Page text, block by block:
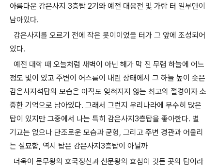
아름다운 감은사지 3층탑 2기와 예전 대웅전 및 가람 터 일부만이
남아있다.
감은사지를 오르기 전에 작은 못이이었을 터가 그 앞에 조성되어
있다.
예전 대학 때 오늘처럼 새벽이 아닌 해가 막 진 무렵 하늘에 어느
정도 빛이 있고 주변이 어스름이 내린 상태에서 그 하늘 높이 솟은
감은사지석탑의 모습은 아직도 잊혀지지 않는 최고의 절경이자 소
중한 기억으로 남아있다. 그래서 그런지 우리나라에 무수히 많은
탑이 있지만 그중에서 나는 특히 감은사지3층탑을 좋아한다. 별
기교는 없으나 단조로운 모습과 균형, 그리고 주변 경관과 어울리
는 절묘함, 역시 탑은 감은사지3층탑이 아닐까
더욱이 문무왕의 호국정신과 신문왕의 효심이 깃든 곳의 탑이라